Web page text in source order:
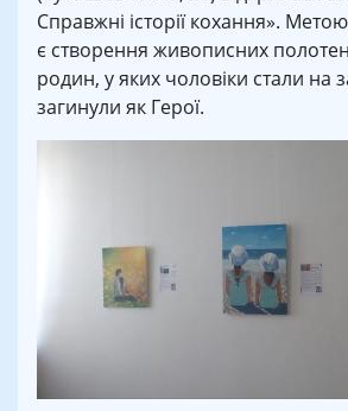
Справжні історії кохання».
є створення живописних полотен
родин, у яких чоловіки стали на
загинули як Герої.